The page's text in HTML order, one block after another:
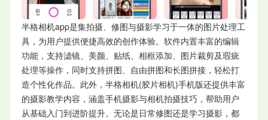
半格相机app是集拍摄、修图与摄影学习于一体的图片处理工
具，为用户提供便捷高效的创作体验。软件内置丰富的编辑
功能，支持滤镜、美颜、贴纸、相框添加、图片裁剪及瑕疵
处理等操作，同时支持拼图、自由拼图和长图拼接，轻松打
造个性化作品。此外，半格相机(胶片相机)手机版还提供丰富
的摄影教学内容，涵盖手机摄影与相机拍摄技巧，帮助用户
从基础入门到进阶提升。无论是日常修图还是学习摄影，都